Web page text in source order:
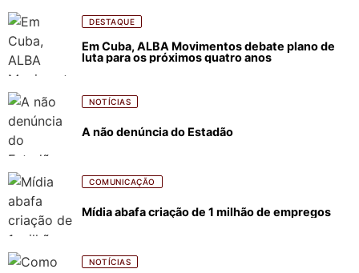
DESTAQUE
Em Cuba, ALBA Movimentos debate plano de
luta para os próximos quatro anos
NOTÍCIAS
A não denúncia do Estadão
COMUNICAÇÃO
Mídia abafa criação de 1 milhão de empregos
NOTÍCIAS